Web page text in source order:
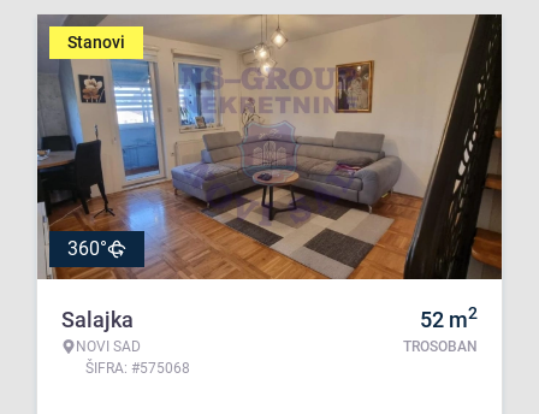
Stanovi
360°
Salajka
NOVI SAD
ŠIFRA: #575068
52 m2
TROSOBAN